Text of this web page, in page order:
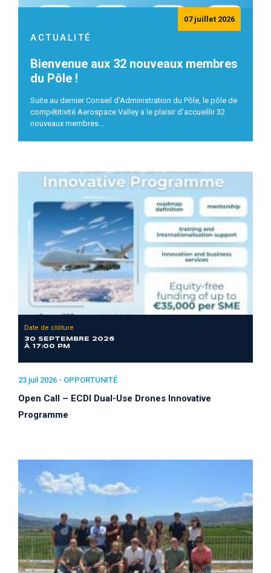
Date de clôture
30 SEPTEMBRE 2026
À 17:00 PM
23 juil 2026 - OPPORTUNITÉ
Open Call – ECDI Dual-Use Drones Innovative
Programme
07 juillet 2026
ACTUALITÉ
Bienvenue aux 32 nouveaux membres
du Pôle !
Suite au dernier Conseil d’Administration du Pôle, le pôle de
compétitivité Aerospace Valley a le plaisir d’accueillir 32
nouveaux membres...